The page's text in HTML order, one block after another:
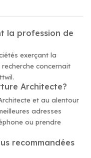
la profession de
exerçant la
concernait
Architecte?
et au alentour
adresses
ou prendre
recommandées